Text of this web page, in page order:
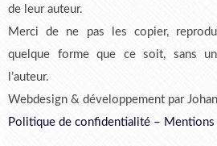
de leur auteur.
Merci de ne pas les copier,
quelque forme que ce soit, sans
l’auteur.
Webdesign & développement par
Politique de confidentialité – Mentions